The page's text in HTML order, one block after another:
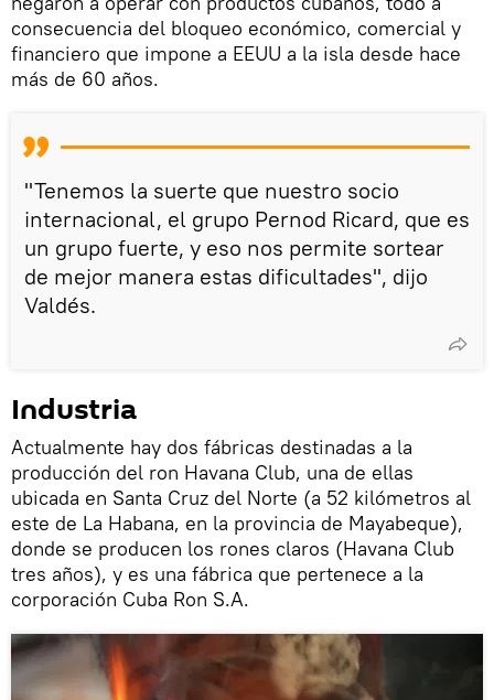
consecuencia del bloqueo económico, comercial y
financiero que impone a EEUU a la isla desde hace
más de 60 años.
"Tenemos la suerte que nuestro socio
internacional, el grupo Pernod Ricard, que es
un grupo fuerte, y eso nos permite sortear
de mejor manera estas dificultades", dijo
Valdés.
Industria
Actualmente hay dos fábricas destinadas a la
producción del ron Havana Club, una de ellas
ubicada en Santa Cruz del Norte (a 52 kilómetros al
este de La Habana, en la provincia de Mayabeque),
donde se producen los rones claros (Havana Club
tres años), y es una fábrica que pertenece a la
corporación Cuba Ron S.A.